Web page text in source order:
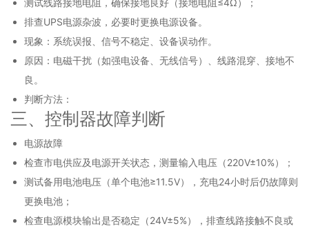
测试线路接地电阻，确保接地良好（接地电阻≤4Ω）；
排查UPS电源杂波，必要时更换电源设备。
现象：系统误报、信号不稳定、设备误动作。
原因：电磁干扰（如强电设备、无线信号）、线路混穿、接地不
良。
判断方法：
三、控制器故障判断
电源故障
检查市电供应及电源开关状态，测量输入电压（220V±10%）；
测试备用电池电压（单个电池≥11.5V），充电24小时后仍故障则
更换电池；
检查电源模块输出是否稳定（24V±5%），排查线路接触不良或